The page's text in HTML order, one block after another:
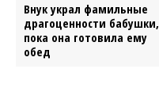
Внук украл фамильные
драгоценности бабушки,
пока она готовила ему
обед